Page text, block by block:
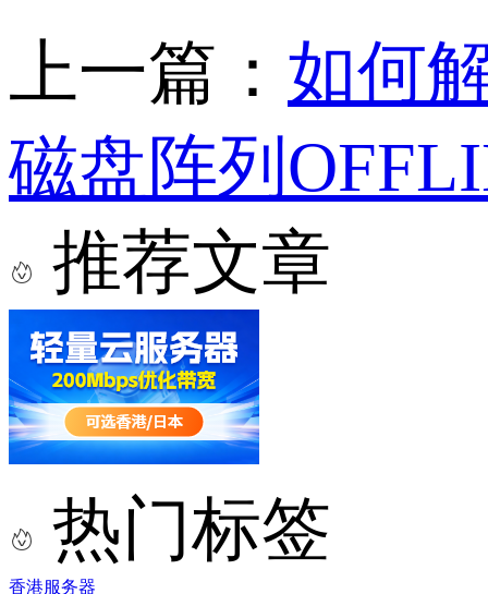
上一篇： 如何
磁盘阵列
推荐文章
热门标签
香港服务器